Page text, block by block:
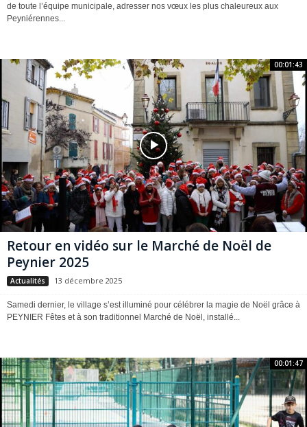
de toute l’équipe municipale, adresser nos vœux les plus chaleureux aux
Peyniérennes...
00:01:43
Retour en vidéo sur le Marché de Noël de
Peynier 2025
Actualités 13 décembre 2025
Samedi dernier, le village s’est illuminé pour célébrer la magie de Noël grâce à
PEYNIER Fêtes et à son traditionnel Marché de Noël, installé...
00:01:47